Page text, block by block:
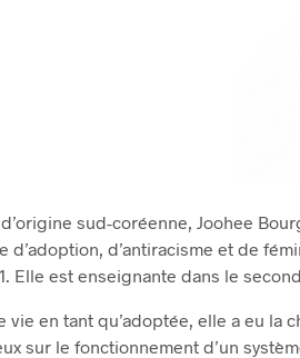
sud-coréenne, Joohee
d’adoption, d’antiracisme et de
Elle est enseignante dans le
vie en tant qu’adoptée, elle a eu la
sur le fonctionnement d’un